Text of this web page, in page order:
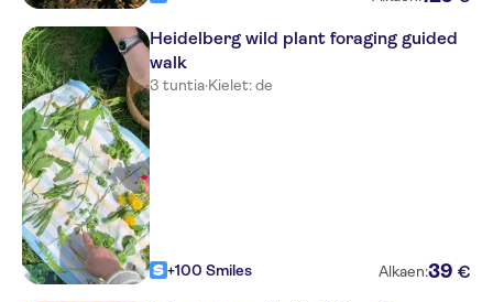
Heidelberg wild plant foraging guided
walk
3 tuntia·Kielet: de
+100 Smiles Alkaen:39 €